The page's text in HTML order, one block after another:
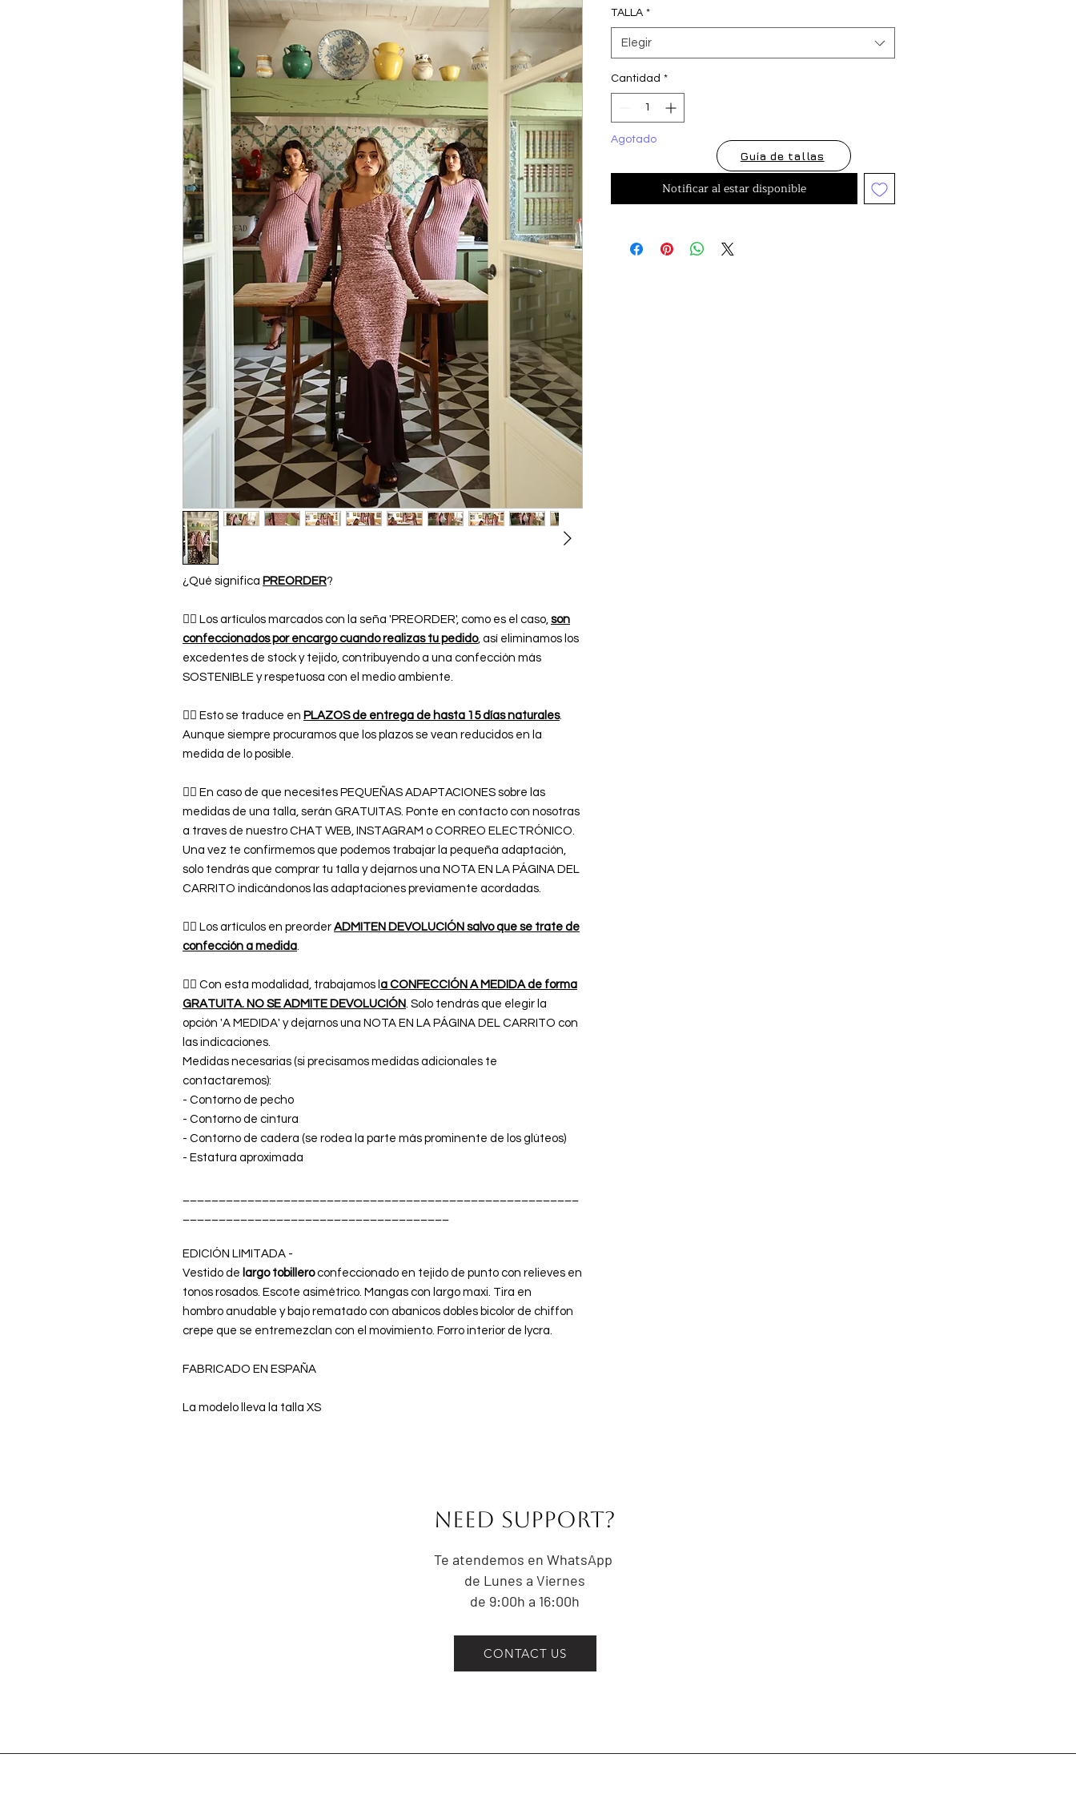
¿Qué significa PREORDER?
👉🏿 Los artículos marcados con la seña 'PREORDER', como es el caso, son
confeccionados por encargo cuando realizas tu pedido, así eliminamos los
excedentes de stock y tejido, contribuyendo a una confección más
SOSTENIBLE y respetuosa con el medio ambiente.
👉🏿 Esto se traduce en PLAZOS de entrega de hasta 15 días naturales.
Aunque siempre procuramos que los plazos se vean reducidos en la
medida de lo posible.
👉🏿 En caso de que necesites PEQUEÑAS ADAPTACIONES sobre las
medidas de una talla, serán GRATUITAS. Ponte en contacto con nosotras
a traves de nuestro CHAT WEB, INSTAGRAM o CORREO ELECTRÓNICO.
Una vez te confirmemos que podemos trabajar la pequeña adaptación,
solo tendrás que comprar tu talla y dejarnos una NOTA EN LA PÁGINA DEL
CARRITO indicándonos las adaptaciones previamente acordadas.
👉🏿 Los artículos en preorder ADMITEN DEVOLUCIÓN salvo que se trate de
confección a medida.
👉🏿 Con esta modalidad, trabajamos l a CONFECCIÓN A MEDIDA de forma
GRATUITA. NO SE ADMITE DEVOLUCIÓN. Solo tendrás que elegir la
opción 'A MEDIDA' y dejarnos una NOTA EN LA PÁGINA DEL CARRITO con
las indicaciones.
Medidas necesarias (si precisamos medidas adicionales te
contactaremos):
- Contorno de pecho
- Contorno de cintura
- Contorno de cadera (se rodea la parte más prominente de los glúteos)
- Estatura aproximada
EDICIÓN LIMITADA -
Vestido de largo tobilleroconfeccionado en tejido de punto con relieves en
tonos rosados. Escote asimétrico. Mangas con largo maxi. Tira en
hombro anudable y bajo rematado con abanicos dobles bicolor de chiffon
crepe que se entremezclan con el movimiento. Forro interior de lycra.
FABRICADO EN ESPAÑA
La modelo lleva la talla XS
TALLA *
Elegir
Cantidad *
Agotado
Notificar al estar disponible
Guía de tallas
NEED Support?
Te atendemos en WhatsApp
de Lunes a Viernes
de 9:00h a 16:00h
CONTACT US